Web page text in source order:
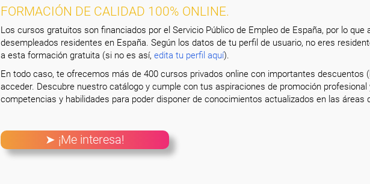
FORMACIÓN DE CALIDAD 100% ONLINE.
Los cursos gratuitos son financiados por el Servicio Público de Empleo de España, por lo
desempleados residentes en España. Según los datos de tu perfil de usuario, no eres
a esta formación gratuita (si no es así, edita tu perfil aquí).
En todo caso, te ofrecemos más de 400 cursos privados online con importantes descuentos
acceder. Descubre nuestro catálogo y cumple con tus aspiraciones de promoción
competencias y habilidades para poder disponer de conocimientos actualizados en las áreas
➤ ¡Me interesa!